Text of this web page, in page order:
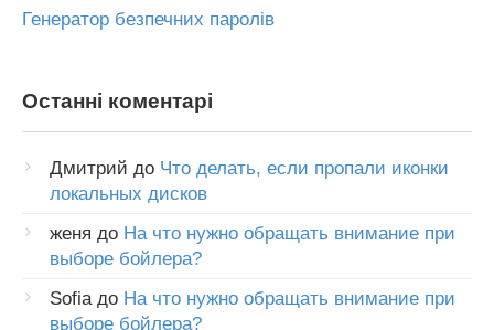
Генератор безпечних паролів
Останні коментарі
Дмитрий до Что делать, если пропали иконки
локальных дисков
женя до На что нужно обращать внимание при
выборе бойлера?
Sofiaдо На что нужно обращать внимание при
выборе бойлера?